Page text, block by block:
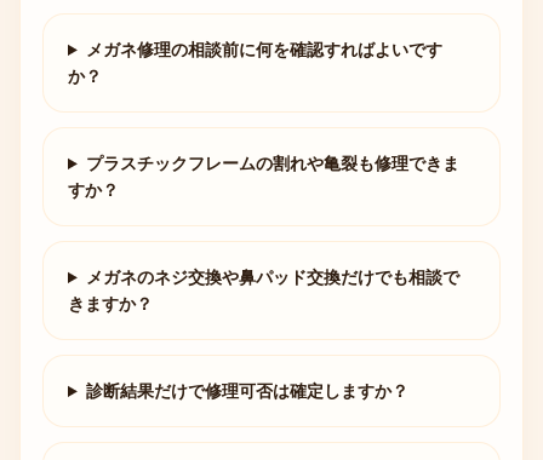
メガネ修理の相談前に何を確認すればよいです
か？
プラスチックフレームの割れや亀裂も修理できま
すか？
メガネのネジ交換や鼻パッド交換だけでも相談で
きますか？
診断結果だけで修理可否は確定しますか？